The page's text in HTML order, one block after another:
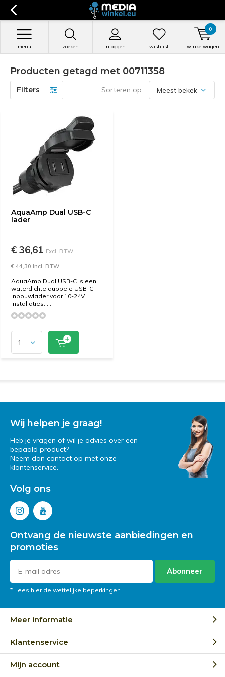
zoeken inloggen
menu wishlist winkelwagen
0
Producten getagd met 00711358
Filters Sorteren op:
AquaAmp Dual USB-C
lader
€ 36,61 Excl. BTW
€ 44,30 Incl. BTW
AquaAmp Dual USB-C is een
waterdichte dubbele USB-C
inbouwlader voor 10-24V
installaties. ...
Wij helpen je graag!
Heb je vragen of wil je advies over een
bepaald product?
Neem dan contact op met onze
klantenservice.
Volg ons
Ontvang de nieuwste aanbiedingen en
promoties
Abonneer
* Lees hier de wettelijke beperkingen
Meer informatie
Klantenservice
Mijn account